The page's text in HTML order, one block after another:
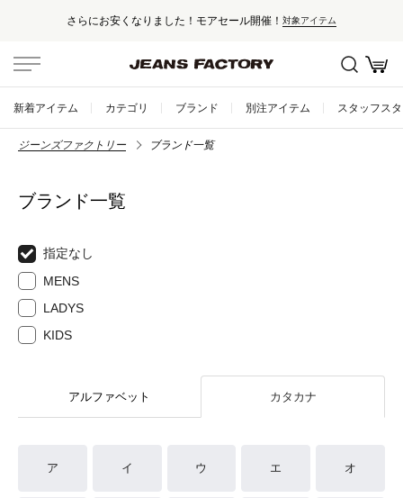
さらにお安くなりました！モアセール開催！ 対象アイテム
新着アイテム カテゴリ ブランド 別注アイテム スタッフス
ジーンズファクトリー ブランド一覧
ブランド一覧
指定なし
MENS
LADYS
KIDS
アルファベット カタカナ
ア イ ウ エ オ